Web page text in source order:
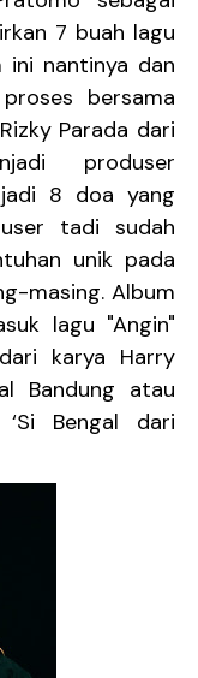
7 buah lagu
ini nantinya dan
bersama
Parada dari
produser
8 doa yang
tadi sudah
unik pada
masing. Album
lagu "Angin"
karya Harry
Bandung atau
Bengal dari